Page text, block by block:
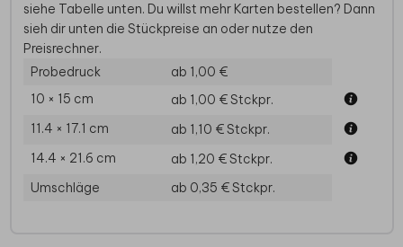
siehe Tabelle unten. Du willst mehr Karten bestellen? Dann
sieh dir unten die Stückpreise an oder nutze den
Preisrechner.
Probedruck
ab 1,00 €
10 × 15 cm
ab 1,00 €Stckpr.
11.4 × 17.1 cm
ab 1,10 €Stckpr.
14.4 × 21.6 cm
ab 1,20 €Stckpr.
Umschläge
ab 0,35 €Stckpr.